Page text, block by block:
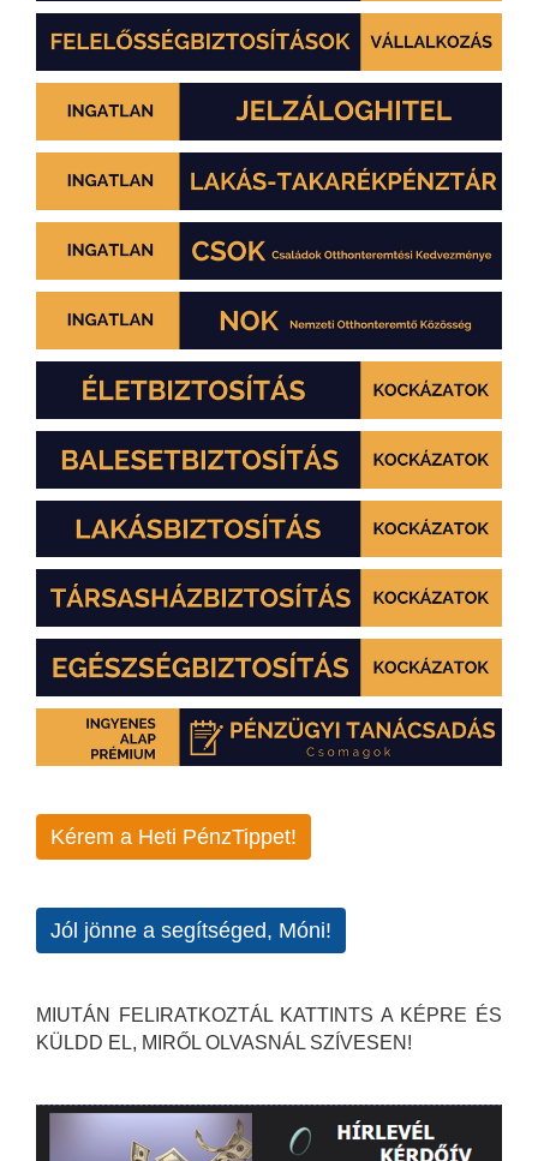
Kérem a Heti PénzTippet!
Jól jönne a segítséged, Móni!
MIUTÁN FELIRATKOZTÁL KATTINTS A KÉPRE ÉS
KÜLDD EL, MIRŐL OLVASNÁL SZÍVESEN!